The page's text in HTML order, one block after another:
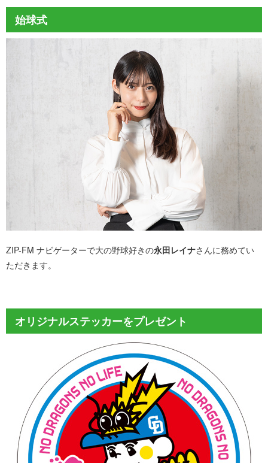
始球式
ZIP-FM ナビゲーターで大の野球好きの永田レイナさんに務めてい
ただきます。
オリジナルステッカーをプレゼント